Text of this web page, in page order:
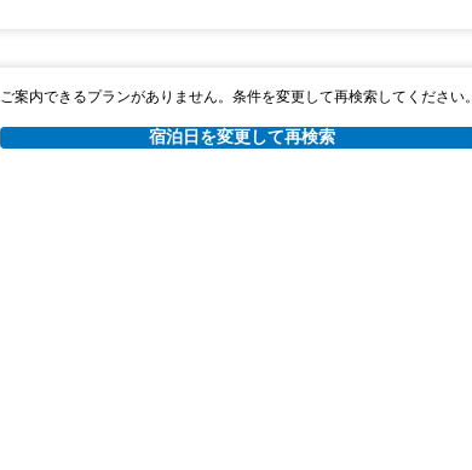
ご案内できるプランがありません。条件を変更して再検索してください。
宿泊日を変更して再検索